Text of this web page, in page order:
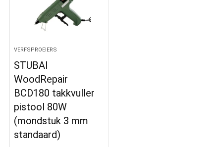
VERFSPROEIERS
STUBAI
WoodRepair
BCD180 takkvuller
pistool 80W
(mondstuk 3 mm
standaard)